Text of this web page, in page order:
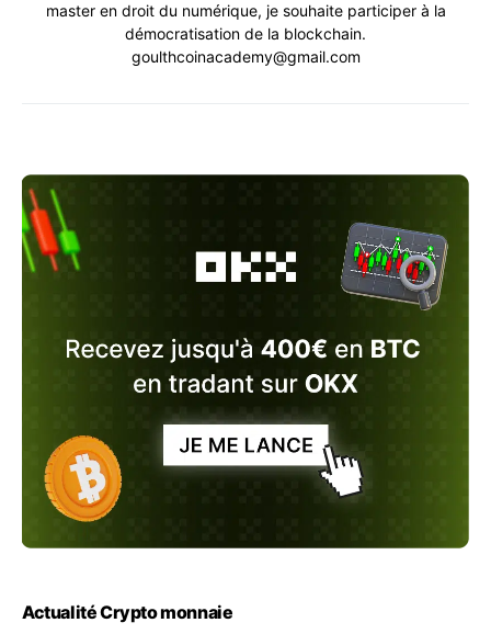
master en droit du numérique, je souhaite participer à la
démocratisation de la blockchain.
goulthcoinacademy@gmail.com
Actualité Crypto monnaie